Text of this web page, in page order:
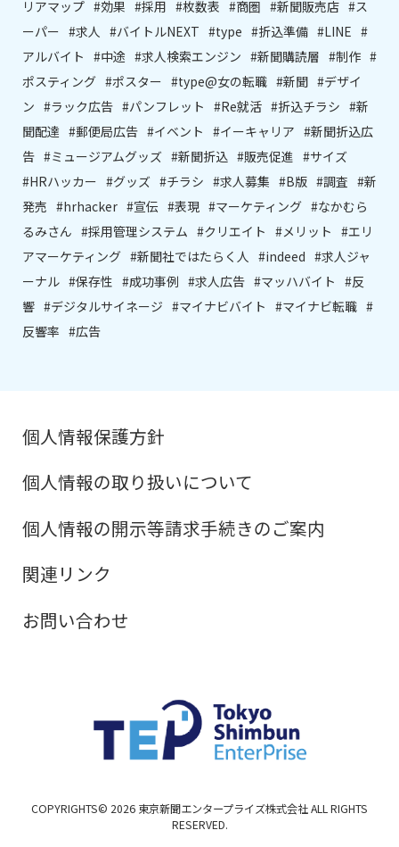
リアマップ #効果 #採用 #枚数表 #商圏 #新聞販売店 #ス
ーパー #求人 #バイトルNEXT #type #折込準備 #LINE #
アルバイト #中途 #求人検索エンジン #新聞購読層 #制作 #
ポスティング #ポスター #type@女の転職 #新聞 #デザイ
ン #ラック広告 #パンフレット #Re就活 #折込チラシ #新
聞配達 #郵便局広告 #イベント #イーキャリア #新聞折込広
告 #ミュージアムグッズ #新聞折込 #販売促進 #サイズ
#HRハッカー #グッズ #チラシ #求人募集 #B版 #調査 #新
発売 #hrhacker #宣伝 #表現 #マーケティング #なかむら
るみさん #採用管理システム #クリエイト #メリット #エリ
アマーケティング #新聞社ではたらく人 #indeed #求人ジャ
ーナル #保存性 #成功事例 #求人広告 #マッハバイト #反
響 #デジタルサイネージ #マイナビバイト #マイナビ転職 #
反響率 #広告
個人情報保護方針
個人情報の取り扱いについて
個人情報の開示等請求手続きのご案内
関連リンク
お問い合わせ
COPYRIGHTS© 2026 東京新聞エンタープライズ株式会社 ALL RIGHTS
RESERVED.